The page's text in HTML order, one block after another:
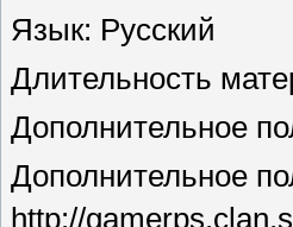
Язык: Русский
Длительность
Дополнительное
Дополнительное
http://